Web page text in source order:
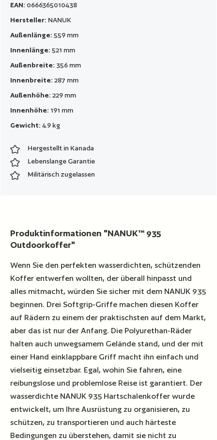
EAN: 0666365010438
Hersteller: NANUK
Außenlänge: 559 mm
Innenlänge: 521 mm
Außenbreite: 356 mm
Innenbreite:287 mm
Außenhöhe:229 mm
Innenhöhe: 191 mm
Gewicht:4.9 kg
Hergestellt in Kanada
Lebenslange Garantie
Militärisch zugelassen
Produktinformationen "NANUK™ 935
Outdoorkoffer"
Wenn Sie den perfekten wasserdichten, schützenden
Koffer entwerfen wollten, der überall hinpasst und
alles mitmacht, würden Sie sicher mit dem NANUK 935
beginnen. Drei Softgrip-Griffe machen diesen Koffer
auf Rädern zu einem der praktischsten auf dem Markt,
aber das ist nur der Anfang. Die Polyurethan-Räder
halten auch unwegsamem Gelände stand, und der mit
einer Hand einklappbare Griff macht ihn einfach und
vielseitig einsetzbar. Egal, wohin Sie fahren, eine
reibungslose und problemlose Reise ist garantiert. Der
wasserdichte NANUK 935 Hartschalenkoffer wurde
entwickelt, um Ihre Ausrüstung zu organisieren, zu
schützen, zu transportieren und auch härteste
Bedingungen zu überstehen, damit sie nicht zu